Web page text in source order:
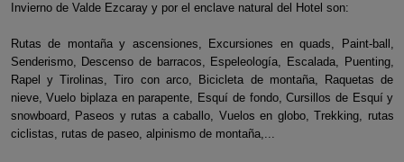
Invierno de Valde Ezcaray y por el enclave natural del Hotel son:
Rutas de montaña y ascensiones, Excursiones en quads, Paint-ball,
Senderismo, Descenso de barracos, Espeleología, Escalada, Puenting,
Rapel y Tirolinas, Tiro con arco, Bicicleta de montaña, Raquetas de
nieve, Vuelo biplaza en parapente, Esquí de fondo, Cursillos de Esquí y
snowboard, Paseos y rutas a caballo, Vuelos en globo, Trekking, rutas
ciclistas, rutas de paseo, alpinismo de montaña,...